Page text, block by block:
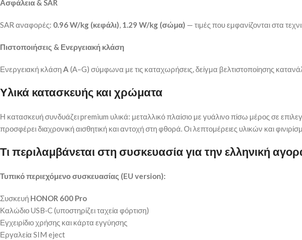
Ασφάλεια & SAR
SAR αναφορές: 0.96 W/kg (κεφάλι), 1.29 W/kg (σώμα) — τιμές που εμφανίζονται στα
Πιστοποιήσεις & Ενεργειακή κλάση
Ενεργειακή κλάσηA (A–G) σύμφωνα με τις καταχωρήσεις, δείγμα βελτιστοποίησης
Υλικά κατασκευής και χρώματα
Η κατασκευή συνδυάζει premium υλικά: μεταλλικό πλαίσιο με γυάλινο πίσω μέρος σε
προσφέρει διαχρονική αισθητική και αντοχή στη φθορά. Οι λεπτομέρειες υλικών και
Τι περιλαμβάνεται στη συσκευασία για την ελληνική
Τυπικό περιεχόμενο συσκευασίας (EU version):
Συσκευή HONOR 600 Pro
Καλώδιο USB‑C (υποστηρίζει ταχεία φόρτιση)
Εγχειρίδιο χρήσης και κάρτα εγγύησης
Εργαλεία SIM eject